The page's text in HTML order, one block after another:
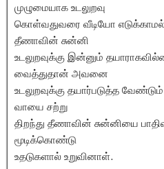
முழுமையாக உடலுறவு
கொள்வதுவரை வீடியோ
தீணாவின் சுன்னி
உடலுறவுக்கு இன்னும்
வைத்துதான் அவனை
உடலுறவுக்கு தயார்படுத்த
வாயை சற்று
திறந்து தீணாவின் சுன்னியை
மூடிக்கொண்டு
உதடுகளால் உறுவினாள்.